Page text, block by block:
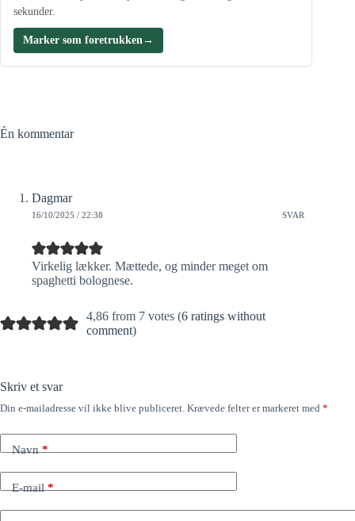
sekunder.
Marker som foretrukken →
Én kommentar
Dagmar
16/10/2025 / 22:38 SVAR
Virkelig lækker. Mættede, og minder meget om
spaghetti bolognese.
4,86 from 7 votes (6 ratings without
comment)
Skriv et svar
Din e-mailadresse vil ikke blive publiceret. Krævede felter er markeret med *
Navn*
E-mail*